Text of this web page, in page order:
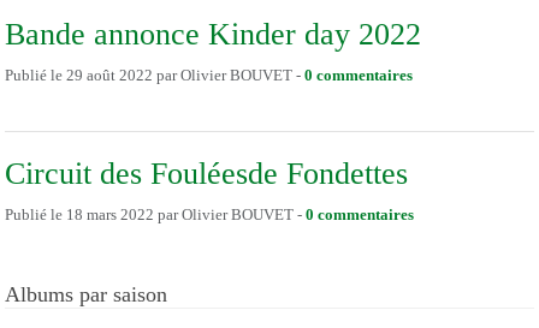
Bande annonce Kinder day 2022
Publié le 29 août 2022 parOlivier BOUVET - 0 commentaires
Circuit des Fouléesde Fondettes
Publié le 18 mars 2022 parOlivier BOUVET - 0 commentaires
Albums par saison